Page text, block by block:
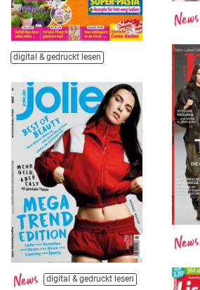
digital & gedruckt lesen
digital & gedruckt lesen